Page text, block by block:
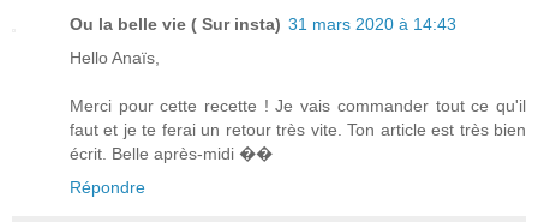
Ou la belle vie ( Sur insta) 31 mars 2020 à 14:43
Hello Anaïs,
Merci pour cette recette ! Je vais commander tout ce qu'il
faut et je te ferai un retour très vite. Ton article est très bien
écrit. Belle après-midi ��
Répondre